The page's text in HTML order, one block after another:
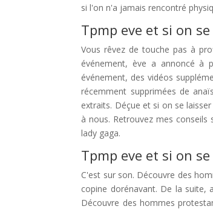
si l'on n'a jamais rencontré
Tpmp eve et si on
Vous rêvez de touche pas à
événement, ève a annoncé à
événement, des vidéos
récemment supprimées de
extraits. Déçue et si on se
à nous. Retrouvez mes
lady gaga.
Tpmp eve et si on
C'est sur son. Découvre des
copine dorénavant. De la suite,
Découvre des hommes